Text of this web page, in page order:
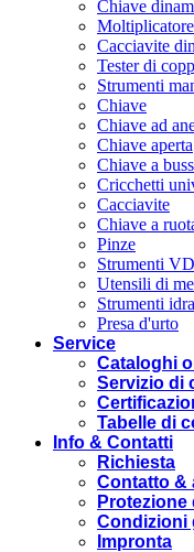
Chiave
Cacciavite
Tester di
Strumenti
Chiave
Chiave ad
Chiave aperta
Chiave a
Cricchetti
Cacciavite
Chiave a
Pinze
Strumenti
Utensili di
Strumenti
Presa d'urto
Service
Cataloghi
Servizio di
Tabelle di
Info & Contatti
Richiesta
Contatto &
Protezione
Condizioni
Impronta